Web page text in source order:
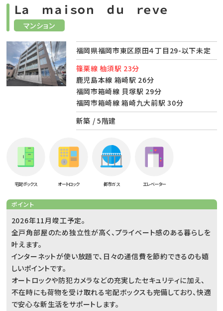
マンション
Ｌａ ｍａｉｓｏｎ ｄｕ ｒｅｖｅ
福岡県福岡市東区原田４丁目29-以下未定
篠栗線 柚須駅 23分
鹿児島本線 箱崎駅 26分
福岡市箱崎線 貝塚駅 29分
福岡市箱崎線 箱崎九大前駅 30分
新築 / 5階建
宅配ボックス オートロック 都市ガス エレベーター
ポイント
2026年11月竣工予定。
全戸角部屋のため独立性が高く、プライベート感のある暮らしを
叶えます。
インターネットが使い放題で、日々の通信費を節約できるのも嬉
しいポイントです。
オートロックや防犯カメラなどの充実したセキュリティに加え、
不在時にも荷物を受け取れる宅配ボックスも完備しており、快適
で安心な新生活をサポートします。